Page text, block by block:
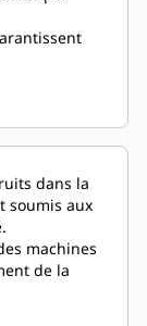
composants
s'assurer
ou
cabine
précises sur
dans la
soumis aux
machines
de la